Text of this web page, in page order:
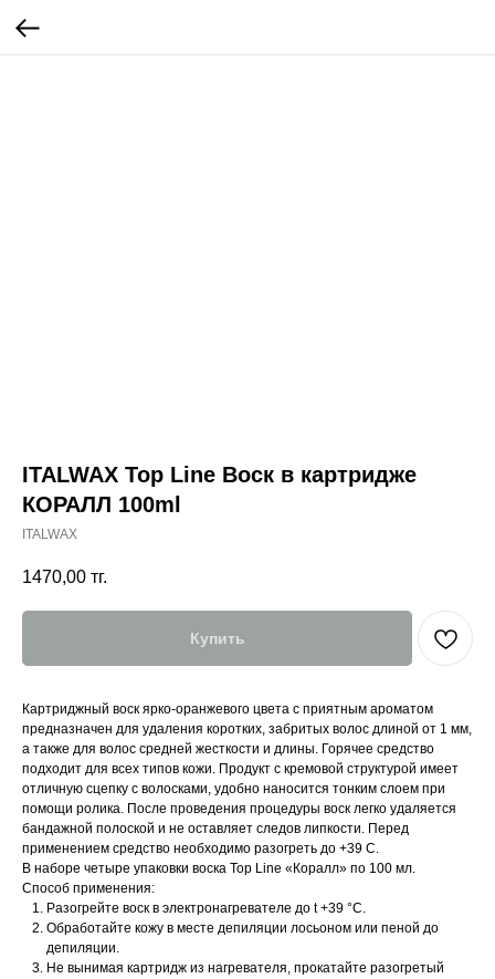
ITALWAX Top Line Воск в картридже
КОРАЛЛ 100ml
ITALWAX
1470,00 тг.
Купить
Картриджный воск ярко-оранжевого цвета с приятным ароматом
предназначен для удаления коротких, забритых волос длиной от 1 мм,
а также для волос средней жесткости и длины. Горячее средство
подходит для всех типов кожи. Продукт с кремовой структурой имеет
отличную сцепку с волосками, удобно наносится тонким слоем при
помощи ролика. После проведения процедуры воск легко удаляется
бандажной полоской и не оставляет следов липкости. Перед
применением средство необходимо разогреть до +39 С.
В наборе четыре упаковки воска Top Line «Коралл» по 100 мл.
Способ применения:
Разогрейте воск в электронагревателе до t +39 °C.
Обработайте кожу в месте депиляции лосьоном или пеной до
депиляции.
Не вынимая картридж из нагревателя, прокатайте разогретый